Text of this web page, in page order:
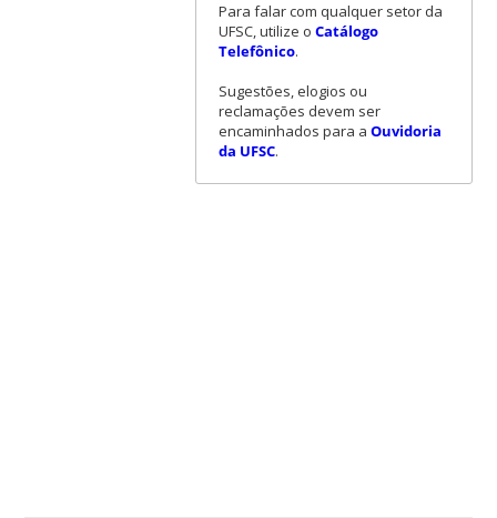
Para falar com qualquer setor da
UFSC, utilize o Catálogo
Telefônico.
Sugestões, elogios ou
reclamações devem ser
encaminhados para a Ouvidoria
da UFSC.